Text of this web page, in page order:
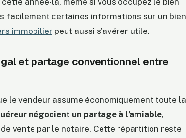
année-là, même si vous occupez le bien
facilement certaines informations sur un bien
immobilier peut aussi s’avérer utile.
et partage conventionnel entre
le vendeur assume économiquement toute la
négocient un partage à l’amiable,
vente par le notaire. Cette répartition reste